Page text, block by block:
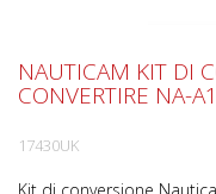
NAUTICAM KIT DI
CONVERTIRE NA-
17430UK